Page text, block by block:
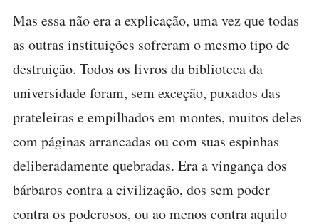
Mas essa não era a explicação, uma vez que todas
as outras instituições sofreram o mesmo tipo de
destruição. Todos os livros da biblioteca da
universidade foram, sem exceção, puxados das
prateleiras e empilhados em montes, muitos deles
com páginas arrancadas ou com suas espinhas
deliberadamente quebradas. Era a vingança dos
bárbaros contra a civilização, dos sem poder
contra os poderosos, ou ao menos contra aquilo